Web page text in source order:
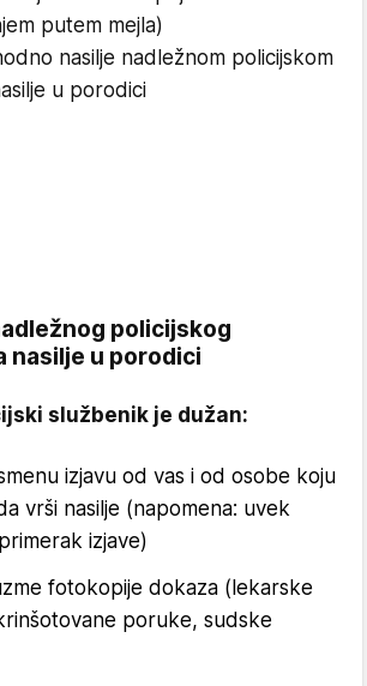
putem mejla)
nasilje nadležnom policijskom
u porodici
policijskog
nasilje u porodici
službenik je dužan:
izjavu od vas i od osobe koju
vrši nasilje (napomena: uvek
izjave)
fotokopije dokaza (lekarske
poruke, sudske